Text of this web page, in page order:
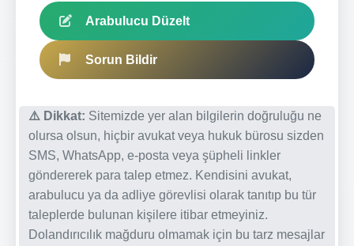
Arabulucu Düzelt
Sorun Bildir
⚠️ Dikkat: Sitemizde yer alan bilgilerin doğruluğu ne
olursa olsun, hiçbir avukat veya hukuk bürosu sizden
SMS, WhatsApp, e-posta veya şüpheli linkler
göndererek para talep etmez. Kendisini avukat,
arabulucu ya da adliye görevlisi olarak tanıtıp bu tür
taleplerde bulunan kişilere itibar etmeyiniz.
Dolandırıcılık mağduru olmamak için bu tarz mesajlar